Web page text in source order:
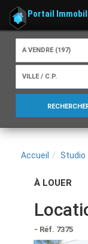
Portail
A VENDRE (197)
VILLE / C.P.
Accueil Studio
À LOUER
- Réf. 7375